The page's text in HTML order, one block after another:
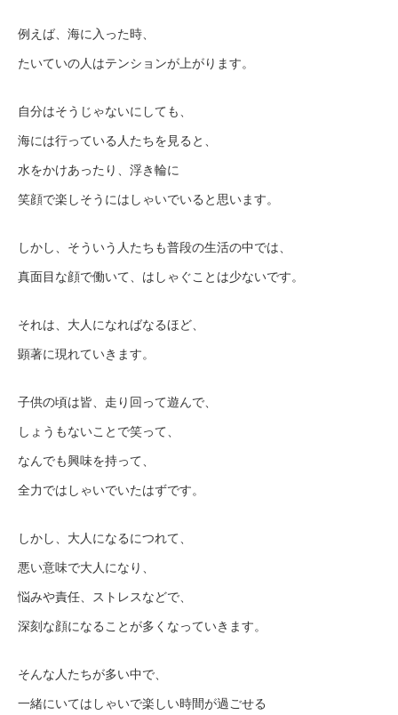
例えば、海に入った時、
たいていの人はテンションが上がります。
自分はそうじゃないにしても、
海には行っている人たちを見ると、
水をかけあったり、浮き輪に
笑顔で楽しそうにはしゃいでいると思います。
しかし、そういう人たちも普段の生活の中では、
真面目な顔で働いて、はしゃぐことは少ないです。
それは、大人になればなるほど、
顕著に現れていきます。
子供の頃は皆、走り回って遊んで、
しょうもないことで笑って、
なんでも興味を持って、
全力ではしゃいでいたはずです。
しかし、大人になるにつれて、
悪い意味で大人になり、
悩みや責任、ストレスなどで、
深刻な顔になることが多くなっていきます。
そんな人たちが多い中で、
一緒にいてはしゃいで楽しい時間が過ごせる